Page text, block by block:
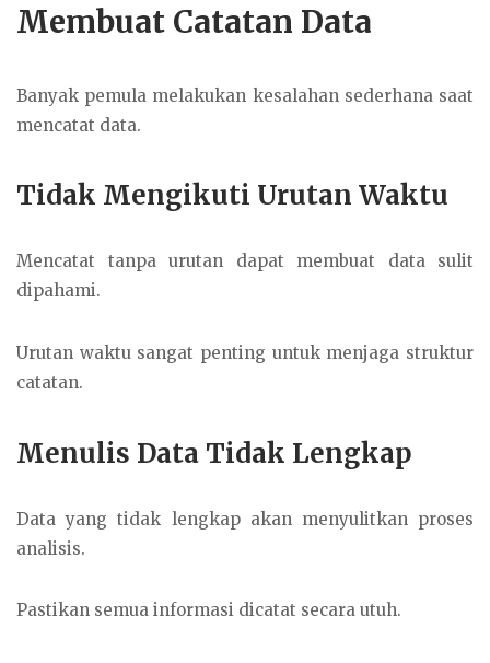
Membuat Catatan Data
Banyak pemula melakukan kesalahan sederhana saat
mencatat data.
Tidak Mengikuti Urutan Waktu
Mencatat tanpa urutan dapat membuat data sulit
dipahami.
Urutan waktu sangat penting untuk menjaga struktur
catatan.
Menulis Data Tidak Lengkap
Data yang tidak lengkap akan menyulitkan proses
analisis.
Pastikan semua informasi dicatat secara utuh.